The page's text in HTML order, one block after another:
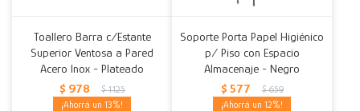
Toallero Barra c/Estante
Superior Ventosa a Pared
Acero Inox - Plateado
$ 978 $ 1.125
13
Soporte Porta Papel Higiénico
p/ Piso con Espacio
Almacenaje - Negro
$ 577 $ 659
12